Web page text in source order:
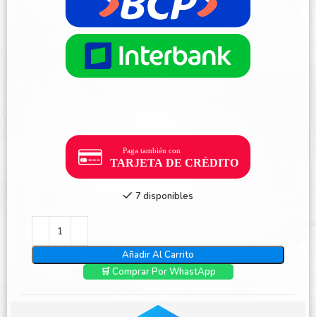
7 disponibles
Añadir Al Carrito
🛒 Comprar Por WhastApp